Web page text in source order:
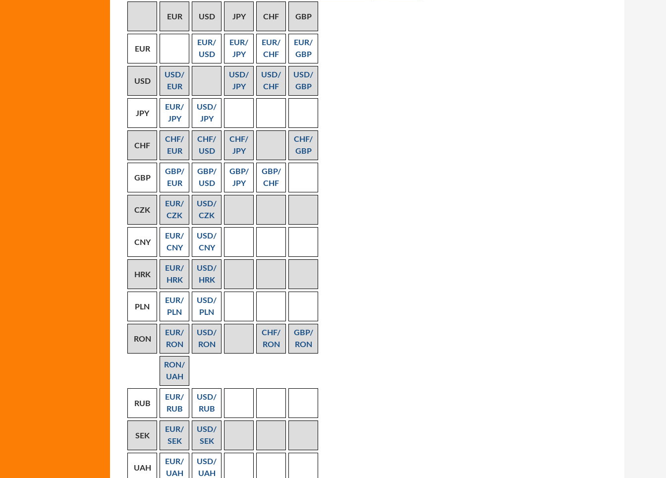
EUR USD JPY CHF GBP
EUR
EUR/
USD
EUR/
JPY
EUR/
CHF
EUR/
GBP
USD
USD/
EUR
USD/
JPY
USD/
CHF
USD/
GBP
JPY
EUR/
JPY
USD/
JPY
CHF
CHF/
EUR
CHF/
USD
CHF/
JPY
CHF/
GBP
GBP
GBP/
EUR
GBP/
USD
GBP/
JPY
GBP/
CHF
CZK
EUR/
CZK
USD/
CZK
CNY
EUR/
CNY
USD/
CNY
HRK
EUR/
HRK
USD/
HRK
PLN
EUR/
PLN
USD/
PLN
RON
EUR/
RON
USD/
RON
CHF/
RON
GBP/
RON
RON/
UAH
RUB
EUR/
RUB
USD/
RUB
SEK
EUR/
SEK
USD/
SEK
UAH
EUR/
UAH
USD/
UAH